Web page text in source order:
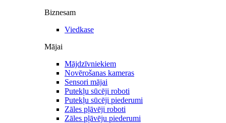
Biznesam
Viedkase
Mājai
Mājdzīvniekiem
Novērošanas kameras
Sensori mājai
Putekļu sūcēji roboti
Putekļu sūcēji piederumi
Zāles pļāvēji roboti
Zāles pļāvēju piederumi